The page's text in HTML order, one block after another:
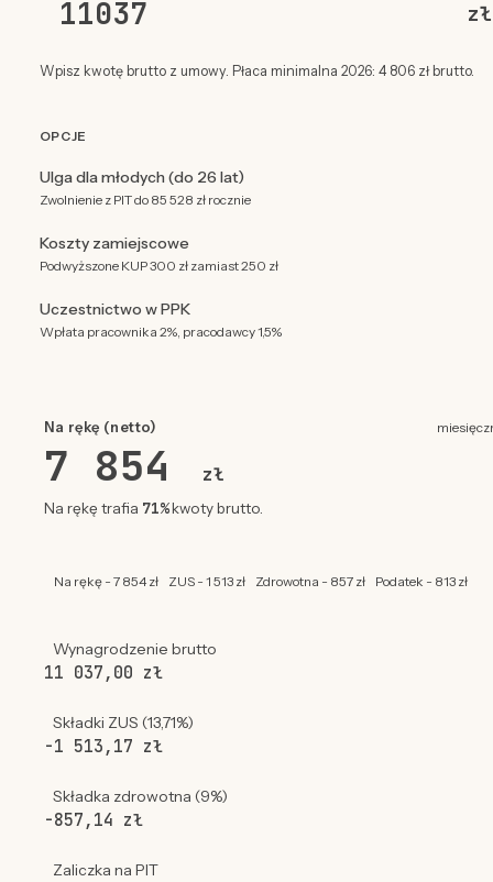
zł
Wpisz kwotę brutto z umowy. Płaca minimalna 2026: 4 806 zł brutto.
OPCJE
Ulga dla młodych (do 26 lat)
Zwolnienie z PIT do 85 528 zł rocznie
Koszty zamiejscowe
Podwyższone KUP 300 zł zamiast 250 zł
Uczestnictwo w PPK
Wpłata pracownika 2%, pracodawcy 1,5%
Na rękę (netto)
7 854 zł
Na rękę trafia 71%kwoty brutto.
Na rękę - 7 854 zł ZUS - 1 513 zł Zdrowotna - 857 zł Podatek - 813 zł
Wynagrodzenie brutto
11 037,00 zł
Składki ZUS (13,71%)
-1 513,17 zł
Składka zdrowotna (9%)
-857,14 zł
Zaliczka na PIT